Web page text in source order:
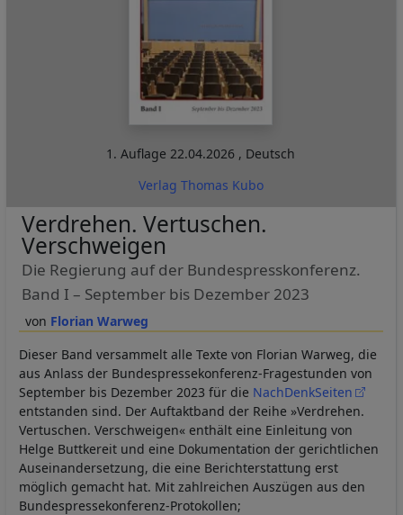
1. Auflage 22.04.2026 , Deutsch
Verlag Thomas Kubo
Florian Warweg
Verdrehen. Vertuschen.
Verschweigen
Die Regierung auf der Bundespresskonferenz.
Band I – September bis Dezember 2023
Dieser Band versammelt alle Texte von Florian Warweg, die
aus Anlass der Bundespressekonferenz-Fragestunden von
September bis Dezember 2023 für die NachDenkSeiten
entstanden sind. Der Auftaktband der Reihe »Verdrehen.
Vertuschen. Verschweigen« enthält eine Einleitung von
Helge Buttkereit und eine Dokumentation der gerichtlichen
Auseinandersetzung, die eine Berichterstattung erst
möglich gemacht hat. Mit zahlreichen Auszügen aus den
Bundespressekonferenz-Protokollen;